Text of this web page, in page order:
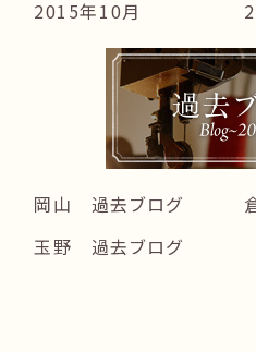
2015年10月
岡山 過去ブログ
玉野 過去ブログ